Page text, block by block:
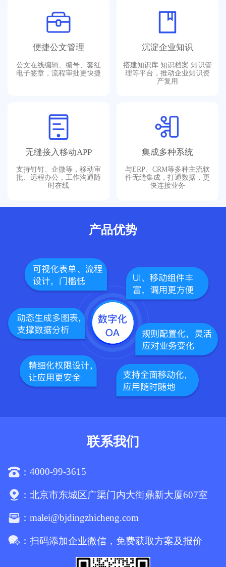
便捷公文管理
公文在线编辑、编号、套红
电子签章，流程审批更快捷
沉淀企业知识
搭建知识库 知识档案 知识管
理等平台，推动企业知识资
产复用
无缝接入移动APP
支持钉钉、企微等，移动审
批、远程办公，工作沟通随
时在线
集成多种系统
与ERP、CRM等多种主流软
件无缝集成，打通数据，更
快连接业务
产品优势
联系我们
：4000-99-3615
：北京市东城区广渠门内大街鼎新大厦607室
：malei@bjdingzhicheng.com
：扫码添加企业微信，免费获取方案及报价